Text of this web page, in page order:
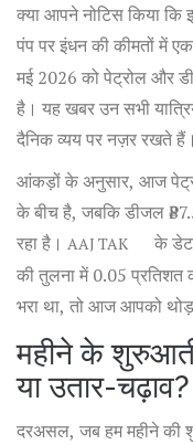
क्या आपने नोटिस किया
पंप पर इंधन की कीमतों में
मई 2026 को पेट्रोल और
है। यह खबर उन सभी
दैनिक व्यय पर नज़र रखते
पैसे का—but it's
आंकड़ों के अनुसार, आज
के बीच है, जबकि डीजल
रहा है। AAJ TAK
के
की तुलना में 0.05
भरा था, तो आज आपको
महीने के
या उतार-चढ़ाव?
दरअसल, जब हम महीने की